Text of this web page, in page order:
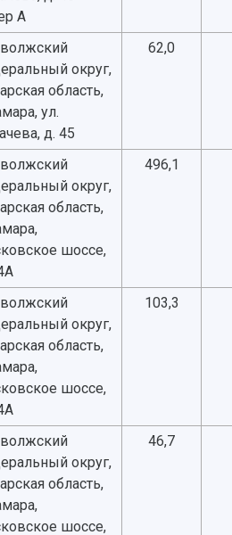
двигателей
кампус
организации
А
округ,
область,
ул.
д. 45
62,0
округ,
область,
шоссе,
496,1
округ,
область,
шоссе,
103,3
округ,
область,
шоссе,
46,7